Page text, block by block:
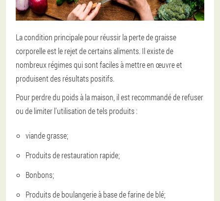
La condition principale pour réussir la perte de graisse
corporelle est le rejet de certains aliments. Il existe de
nombreux régimes qui sont faciles à mettre en œuvre et
produisent des résultats positifs.
Pour perdre du poids à la maison, il est recommandé de refuser
ou de limiter l'utilisation de tels produits :
viande grasse;
Produits de restauration rapide;
Bonbons;
Produits de boulangerie à base de farine de blé;